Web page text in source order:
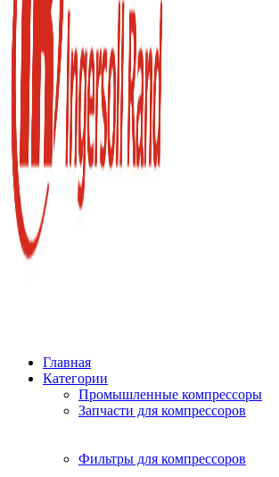
Главная
Категории
Промышленные компрессоры
Запчасти для компрессоров
Фильтры для компрессоров